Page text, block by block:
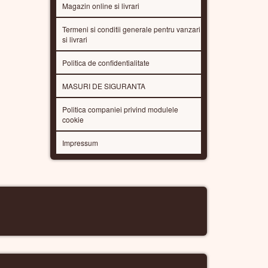
Magazin online si livrari
Termeni si conditii generale pentru vanzari
si livrari
Politica de confidentialitate
MASURI DE SIGURANTA
Politica companiei privind modulele
cookie
Impressum